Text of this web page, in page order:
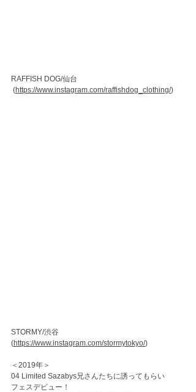
RAFFISH DOG/仙台
(https://www.instagram.com/raffishdog_clothing/)
STORMY/渋谷
(https://www.instagram.com/stormytokyo/)
＜2019年＞
04 Limited Sazabys兄さんたちに誘ってもらい
フェスデビュー！